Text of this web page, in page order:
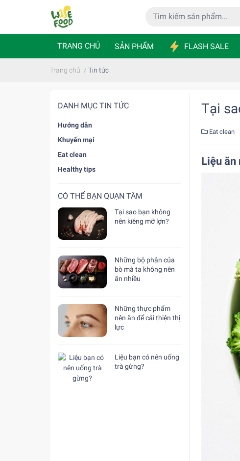
TRANG CHỦ SẢN PHẨM FLASH SALE
Trang chủ / Tin tức
DANH MỤC TIN TỨC
Hướng dẫn
Khuyến mại
Eat clean
Healthy tips
CÓ THỂ BẠN QUẠN TÂM
Tại sao bạn không
nên kiêng mỡ lợn?
Những bộ phận của
bò mà ta không nên
ăn nhiều
Những thực phẩm
nên ăn để cải thiện thị
lực
Liệu bạn có nên uống
trà gừng?
Tại
Eat clean
Liệu ăn